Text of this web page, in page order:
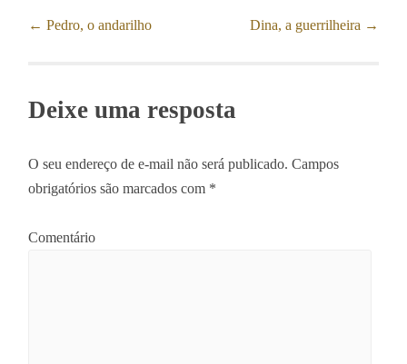
Post navigation
← Pedro, o andarilho Dina, a guerrilheira →
Deixe uma resposta
O seu endereço de e-mail não será publicado. Campos
obrigatórios são marcados com *
Comentário